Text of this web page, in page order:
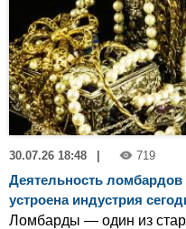
30.07.26 18:48 | 719
Деятельность ломбардов
устроена индустрия
Ломбарды — один из